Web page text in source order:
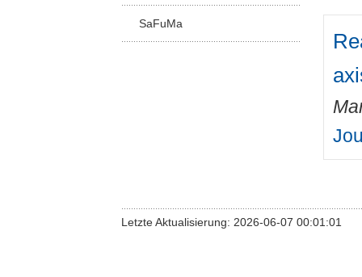
SaFuMa
Letzte Aktualisierung: 2026-06-07 00:01:01